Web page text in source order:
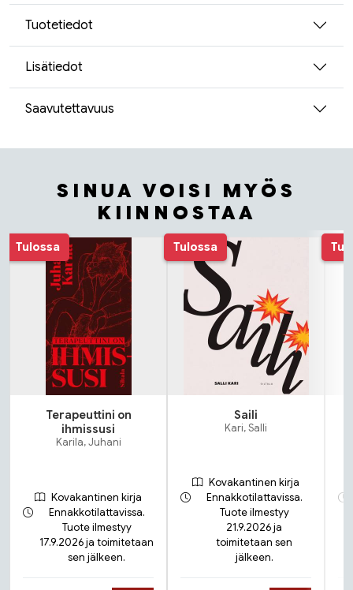
Tuotetiedot
Lisätiedot
Saavutettavuus
SINUA VOISI MYÖS
KIINNOSTAA
Tuoteluettelon alku
Tulossa
Terapeuttini on
ihmissusi
Karila, Juhani
Kovakantinen kirja
Ennakkotilattavissa.
Tuote ilmestyy
17.9.2026 ja toimitetaan
sen jälkeen.
Tulossa
Saili
Kari, Salli
Kovakantinen kirja
Ennakkotilattavissa.
Tuote ilmestyy
21.9.2026 ja
toimitetaan sen
jälkeen.